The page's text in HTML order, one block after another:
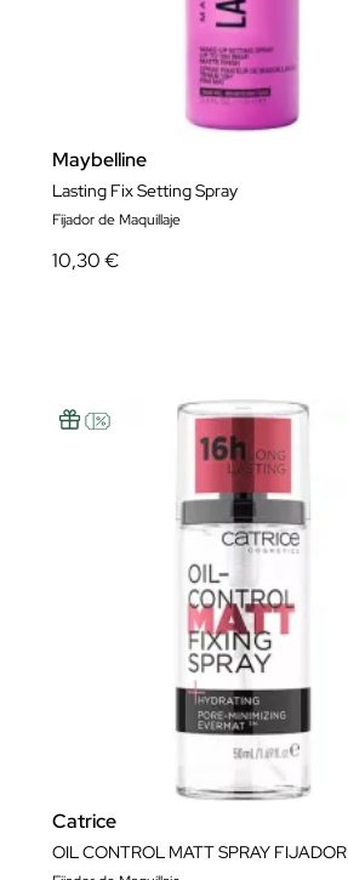
Maybelline
Lasting Fix Setting Spray
Fijador de Maquillaje
10,30 €
Catrice
OIL CONTROL MATT SPRAY FIJADOR